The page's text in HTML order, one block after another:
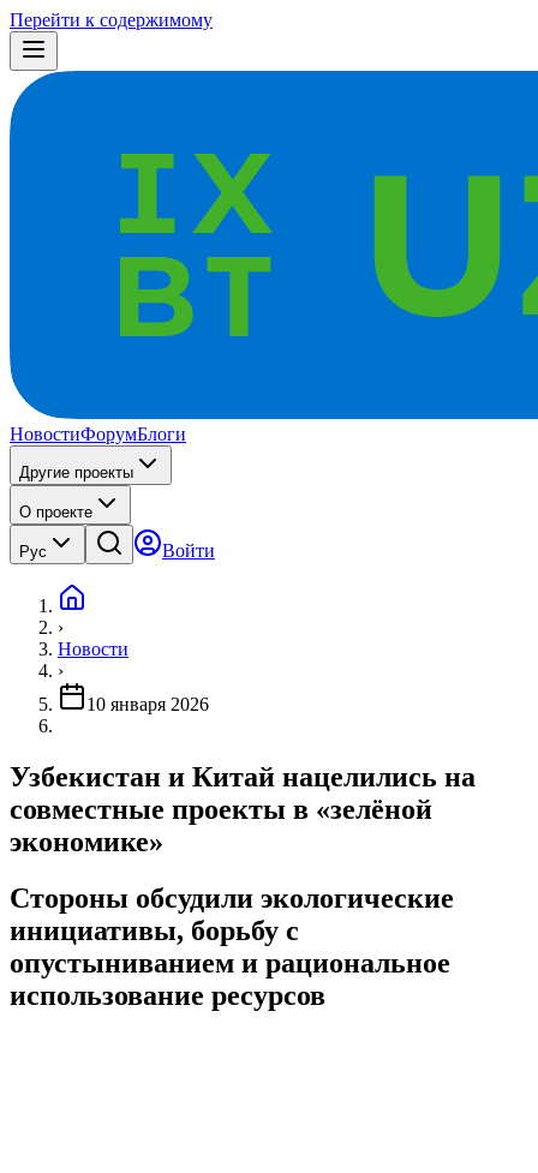
Перейти к содержимому
НовостиФорумБлоги
Другие проекты
О проекте
Рус Войти
›
Новости
›
10 января 2026
Узбекистан и Китай нацелились на
совместные проекты в «зелёной
экономике»
Стороны обсудили экологические
инициативы, борьбу с
опустыниванием и рациональное
использование ресурсов